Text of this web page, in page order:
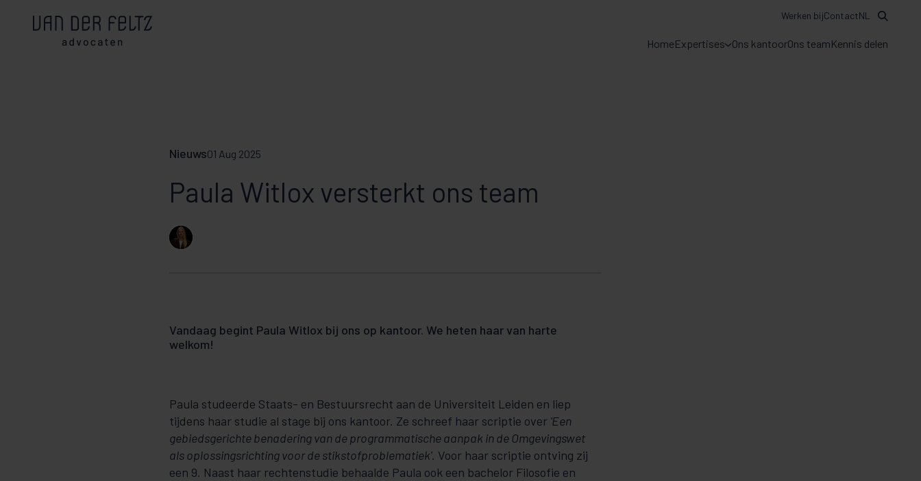
HomeExpertises Ons kantoorOns teamKennis delen
Werken bijContactNL
Nieuws01 Aug 2025
Paula Witlox versterkt ons team
Vandaag begint Paula Witlox bij ons op kantoor. We heten haar van harte
welkom!
Paula studeerde Staats- en Bestuursrecht aan de Universiteit Leiden en liep
tijdens haar studie al stage bij ons kantoor. Ze schreef haar scriptie over 'Een
gebiedsgerichte benadering van de programmatische aanpak in de Omgevingswet
als oplossingsrichting voor de stikstofproblematiek'. Voor haar scriptie ontving zij
een 9. Naast haar rechtenstudie behaalde Paula ook een bachelor Filosofie en